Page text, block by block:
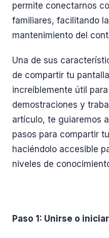
permite conectarnos
familiares, facilitando
mantenimiento del
Una de sus
de compartir tu
increíblemente útil
demostraciones y
artículo, te guiaremos
pasos para compartir
haciéndolo accesible
niveles de
Paso 1: Unirse o